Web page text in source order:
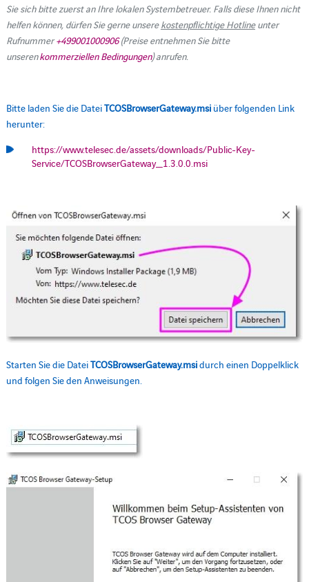
Sie sich bitte zuerst an Ihre lokalen Systembetreuer. Falls diese Ihnen nicht
helfen können, dürfen Sie gerne unserekostenpflichtige Hotlineunter
Rufnummer+499001000906(Preise entnehmen Sie bitte
unserenkommerziellen Bedingungen) anrufen.
Bitte laden Sie die DateiTCOSBrowserGateway.msiüber folgenden Link
herunter:
https://www.telesec.de/assets/downloads/Public-Key-
Service/TCOSBrowserGateway_1.3.0.0.msi
Starten Sie die DateiTCOSBrowserGateway.msidurch einen Doppelklick
und folgen Sie den Anweisungen.